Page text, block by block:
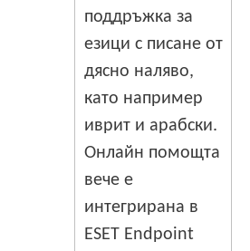
поддръжка за
езици с писане от
дясно наляво,
като например
иврит и арабски.
Онлайн помощта
вече е
интегрирана в
ESET Endpoint